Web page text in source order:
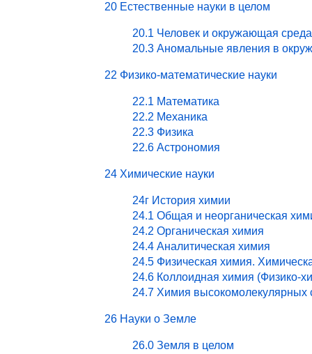
20 Естественные науки в целом
20.1 Человек и окружающая
20.3 Аномальные явления в
22 Физико-математические науки
22.1 Математика
22.2 Механика
22.3 Физика
22.6 Астрономия
24 Химические науки
24г История химии
24.1 Общая и неорганическая
24.2 Органическая химия
24.4 Аналитическая химия
24.5 Физическая химия.
24.6 Коллоидная химия (Физико-
24.7 Химия высокомолекулярных
26 Науки о Земле
26.0 Земля в целом